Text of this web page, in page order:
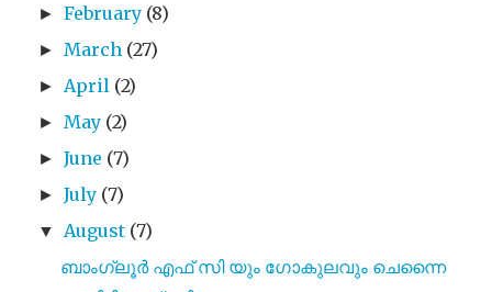
►February (8)
► March (27)
► April (2)
► May (2)
►June (7)
►July (7)
▼ August (7)
ബാംഗ്ലൂർ എഫ് സി യും ഗോകുലവും ചെന്നൈ